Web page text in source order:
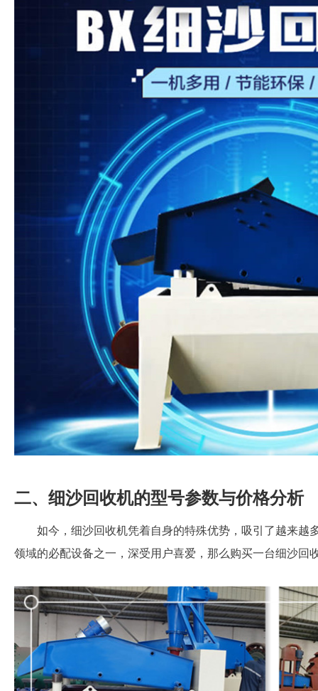
二、细沙回收机的型号参数与价格分析
如今，细沙回收机凭着自身的特殊优势，吸引了越来越
领域的必配设备之一，深受用户喜爱，那么购买一台细沙回